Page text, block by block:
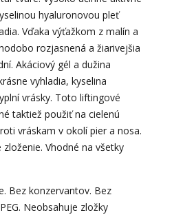
hyaluronovou pleť
Vďaka výťažkom z malín a
rozjasnená a žiarivejšia
Akáciový gél a dužina
vyhladia, kyselina
vrásky. Toto liftingové
taktiež použiť na cielenú
vráskam v okolí pier a nosa.
zloženie. Vhodné na všetky
Bez konzervantov. Bez
Neobsahuje zložky